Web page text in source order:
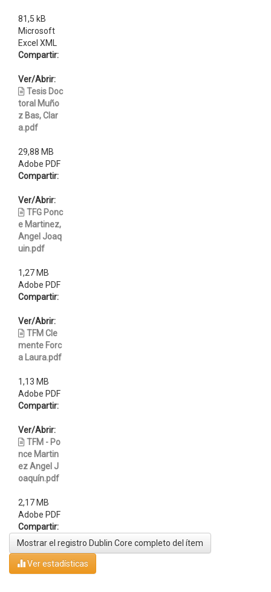
81,5 kB
Microsoft
Excel XML
Compartir:
Ver/Abrir:
Tesis Doc
toral Muño
z Bas, Clar
a.pdf
29,88 MB
Adobe PDF
Compartir:
Ver/Abrir:
TFG Ponc
e Martinez,
Angel Joaq
uin.pdf
1,27 MB
Adobe PDF
Compartir:
Ver/Abrir:
TFM Cle
mente Forc
a Laura.pdf
1,13 MB
Adobe PDF
Compartir:
Ver/Abrir:
TFM - Po
nce Martin
ez Angel J
oaquín.pdf
2,17 MB
Adobe PDF
Compartir:
Mostrar el registro Dublin Core completo del ítem
Ver estadísticas